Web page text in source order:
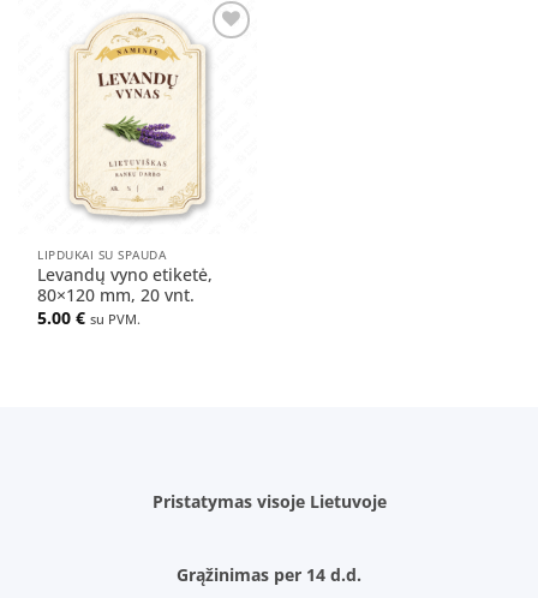
Pridėti
LIPDUKAI SU SPAUDA
Levandų vyno etiketė,
80×120 mm, 20 vnt.
5.00€ su PVM.
Pristatymas visoje Lietuvoje
Grąžinimas per 14 d.d.